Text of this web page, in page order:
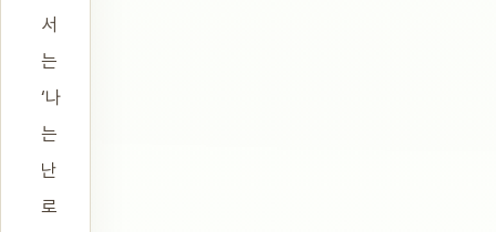
서
는
‘나
는
난
로